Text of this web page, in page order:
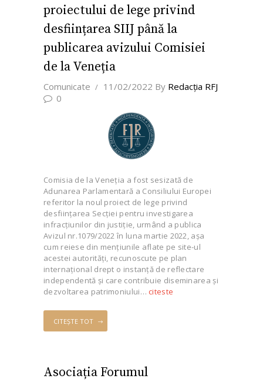
proiectului de lege privind
desființarea SIIJ până la
publicarea avizului Comisiei
de la Veneția
Comunicate 11/02/2022 By Redacţia RFJ
0
Comisia de la Veneția a fost sesizată de
Adunarea Parlamentară a Consiliului Europei
referitor la noul proiect de lege privind
desființarea Secției pentru investigarea
infracțiunilor din justiție, urmând a publica
Avizul nr.1079/2022 în luna martie 2022, așa
cum reiese din mențiunile aflate pe site-ul
acestei autorități, recunoscute pe plan
internațional drept o instanță de reflectare
independentă și care contribuie diseminarea și
dezvoltarea patrimoniului… citeste
CITEȘTE TOT
Asociația Forumul